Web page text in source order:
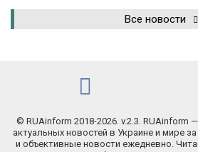
Все новости
© RUAinform 2018-2026. v.2.3. RUAinform
актуальных новостей в Украине и мире
и объективные новости ежедневно.